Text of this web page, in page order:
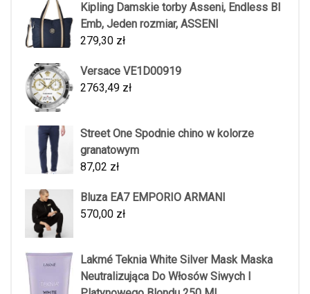
Kipling Damskie torby Asseni, Endless Bl
Emb, Jeden rozmiar, ASSENI
279,30 zł
Versace VE1D00919
2763,49 zł
Street One Spodnie chino w kolorze
granatowym
87,02 zł
Bluza EA7 EMPORIO ARMANI
570,00 zł
Lakmé Teknia White Silver Mask Maska
Neutralizująca Do Włosów Siwych I